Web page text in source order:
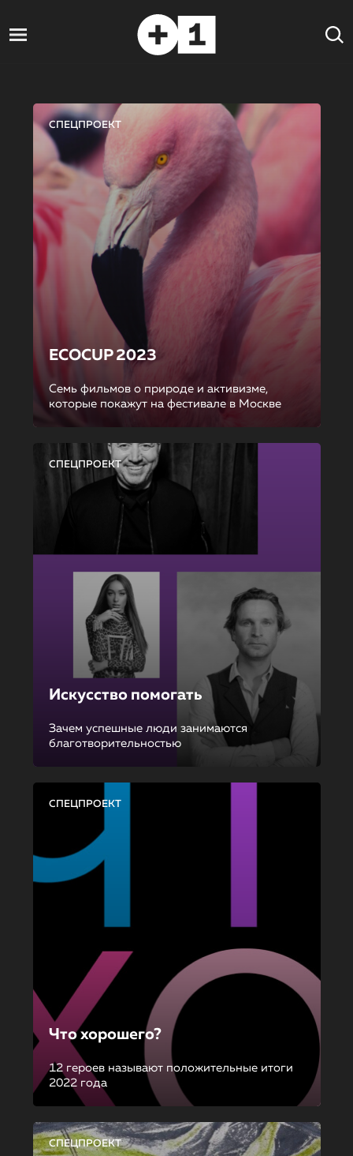
СПЕЦПРОЕКТ
ECOCUP 2023
Семь фильмов о природе и активизме,
которые покажут на фестивале в Москве
СПЕЦПРОЕКТ
Искусство помогать
Зачем успешные люди занимаются
благотворительностью
СПЕЦПРОЕКТ
Что хорошего?
12 героев называют положительные итоги
2022 года
СПЕЦПРОЕКТ